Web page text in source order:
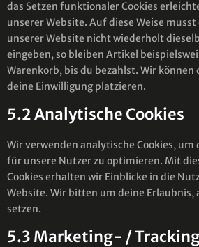
das Setzen funktionaler Cookies
unserer Website. Auf diese Weise
unserer Website nicht wiederholt
eingeben, so bleiben Artikel
Warenkorb, bis du bezahlst. Wir können
deine Einwilligung platzieren.
5.2 Analytische Cookies
Wir verwenden analytische Cookies, um
für unsere Nutzer zu optimieren. Mit
Cookies erhalten wir Einblicke in die
Website. Wir bitten um deine Erlaubnis,
setzen.
5.3 Marketing- /